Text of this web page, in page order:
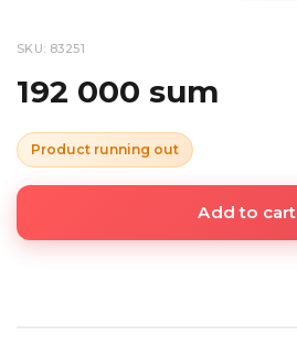
SKU: 83251
192 000 sum
Product running out
Add to cart